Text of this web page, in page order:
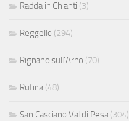
Radda in Chianti (3)
Reggello (294)
Rignano sull'Arno (70)
Rufina(48)
San Casciano Val di Pesa(304)